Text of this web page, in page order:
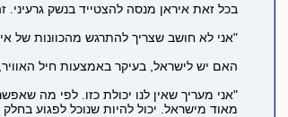
בכל זאת איראן מנסה להצטייד בנשק גרעיני.
"אני לא חושב שצריך להתרגש מהכוונות של
האם יש לישראל, בעיקר באמצעות חיל
"אני מעריך שאין לנו יכולת כזו. לפי מה
מאוד מישראל. יכול להיות שנוכל לפגוע